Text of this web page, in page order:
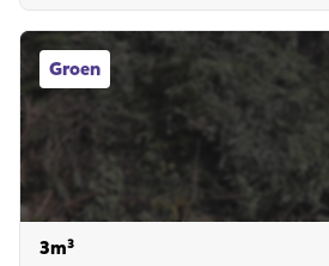
Groen
Groen afvalcontainers
3m³voor groen